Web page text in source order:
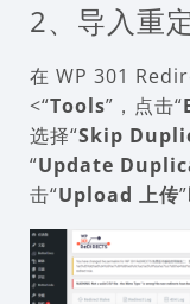
2、导入重
在 WP 301
<“Tools”，点击“
选择“Skip
“Update
击“Upload 上传